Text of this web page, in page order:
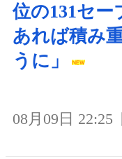
位の131セ
あれば積み
うに」
08月09日 22:25